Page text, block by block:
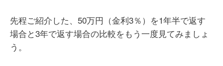
先程ご紹介した、50万円（金利3％）を1年半で返す
場合と3年で返す場合の比較をもう一度見てみましょ
う。